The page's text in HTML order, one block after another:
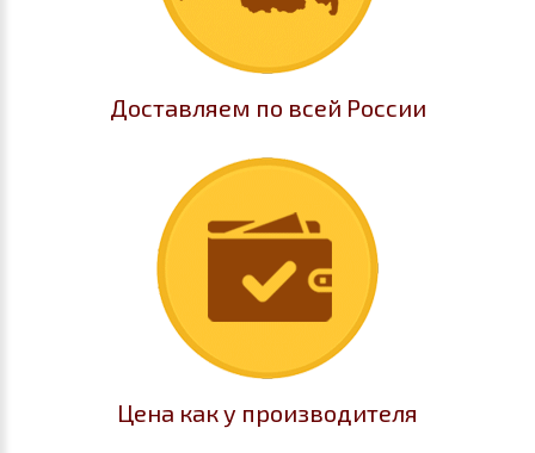
Доставляем по всей России
Цена как у производителя